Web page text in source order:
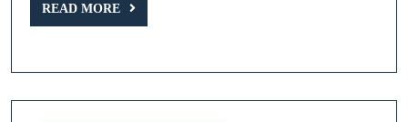
Précieuse
Clair
READ MORE
READ
MORE